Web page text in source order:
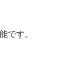
です。